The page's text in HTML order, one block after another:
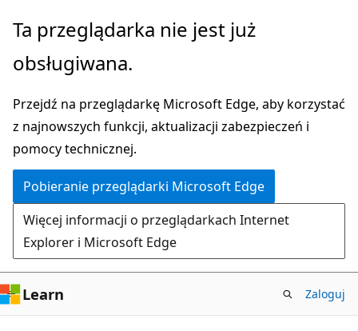
Przejdź
głównej
Ta przeglądarka nie jest już
obsługiwana.
Przejdź na przeglądarkę Microsoft Edge, aby korzystać
z najnowszych funkcji, aktualizacji zabezpieczeń i
pomocy technicznej.
Pobieranie przeglądarki Microsoft Edge
Więcej informacji o przeglądarkach Internet
Explorer i Microsoft Edge
Learn Zaloguj